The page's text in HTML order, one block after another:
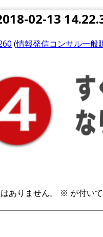
02-13
(情報発信コンサル一般
ありません。 ※ が付い